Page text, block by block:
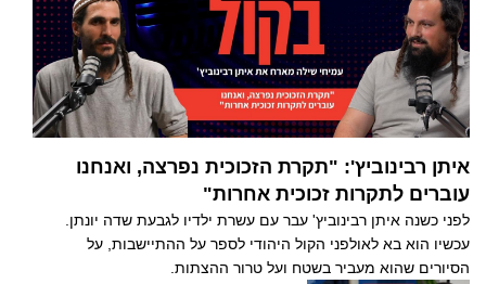
איתן רבינוביץ': "תקרת הזכוכית נפרצה, ואנחנו
עוברים לתקרות זכוכית אחרות"
לפני כשנה איתן רבינוביץ' עבר עם עשרת ילדיו לגבעת שדה יונתן.
עכשיו הוא בא לאולפני הקול היהודי לספר על ההתיישבות, על
הסיורים שהוא מעביר בשטח ועל טרור ההצתות.